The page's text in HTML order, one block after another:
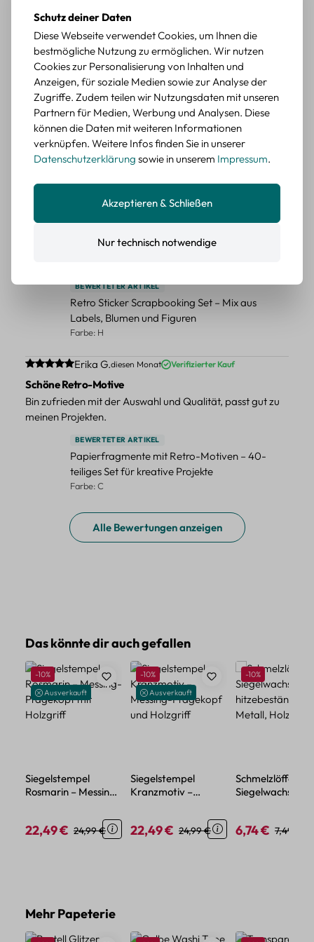
Sticker mit Wald- und Tiermotiven
Durchschnittliche Bewertung von 5 von 5 Sternen
Erika G. diesen Monat Verifizierter Kauf
Schöne Motive
Die Sticker passen gut zu meinen Büchern, würde sie
wieder kaufen.
BEWERTETER ARTIKEL
Retro Blumen Sticker Set – 45 Stück mit 15
verschiedene Motive
Durchschnittliche Bewertung von 5 von 5 Sternen
Erika G.diesen Monat Verifizierter Kauf
Schöne Deko-Teile für meine Bücher, es passt zu meinem
BEWERTETER ARTIKEL
Retro Sticker Scrapbooking Set – Mix aus
Labels, Blumen und Figuren
Farbe: H
Durchschnittliche Bewertung von 5 von 5 Sternen
Erika G.diesen Monat Verifizierter Kauf
Schöne Retro-Motive
Bin zufrieden mit der Auswahl und Qualität, passt gut zu
meinen Projekten.
BEWERTETER ARTIKEL
Papierfragmente mit Retro-Motiven – 40-
teiliges Set für kreative Projekte
Farbe: C
Alle Bewertungen anzeigen
Produktgalerie überspringen
Das könnte dir auch gefallen
Rabatt
-10%
Ausverkauft
Siegelstempel
Rosmarin – Messing-
Verkaufspreis:
22,49 € Regulärer Preis:
24,99 €
Rabatt
-10%
Ausverkauft
Siegelstempel
Kranzmotiv –
Verkaufspreis:
22,49 € Regulärer Preis:
24,99 €
Rabatt
-10%
Schmelzlöffel für
Siegelwachs –
Verkaufspreis:
6,74 € 7,49 €
Produktgalerie überspringen
Mehr Papeterie
Schutz deiner Daten
Diese Webseite verwendet Cookies, um Ihnen die
bestmögliche Nutzung zu ermöglichen. Wir nutzen
Cookies zur Personalisierung von Inhalten und
Anzeigen, für soziale Medien sowie zur Analyse der
Zugriffe. Zudem teilen wir Nutzungsdaten mit unseren
Partnern für Medien, Werbung und Analysen. Diese
können die Daten mit weiteren Informationen
verknüpfen. Weitere Infos finden Sie in unserer
Datenschutzerklärung sowie in unserem Impressum.
Nur technisch notwendige
Akzeptieren & Schließen